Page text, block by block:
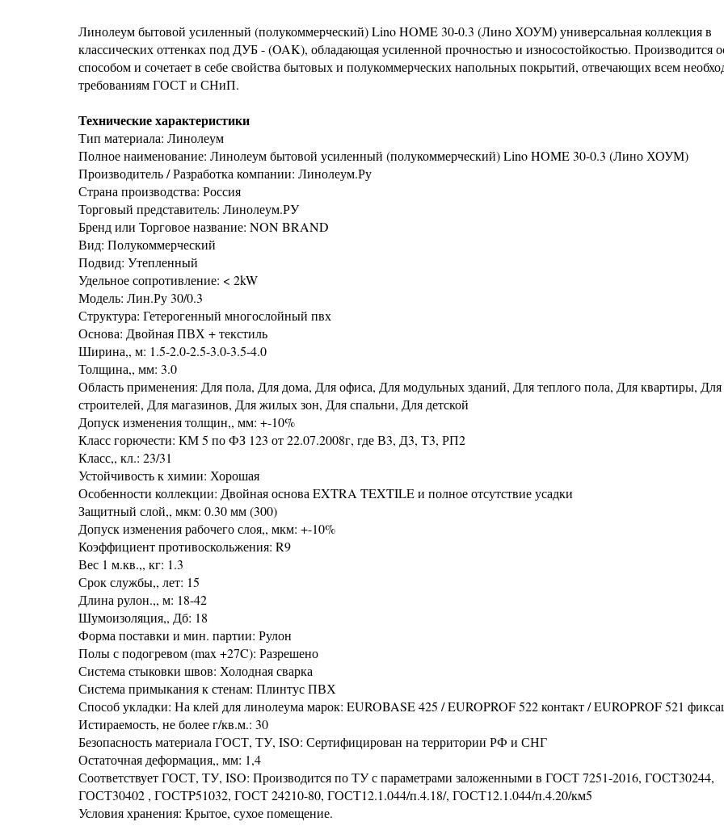
Линолеум бытовой усиленный (полукоммерческий) Lino HOME 30-0.3 (Лино ХОУМ) универсальная коллекция в
классических оттенках под ДУБ - (OAK), обладающая усиленной прочностью и износостойкостью. Производится
способом и сочетает в себе свойства бытовых и полукоммерческих напольных покрытий, отвечающих всем
требованиям ГОСТ и СНиП.
Технические характеристики
Тип материала: Линолеум
Полное наименование: Линолеум бытовой усиленный (полукоммерческий) Lino HOME 30-0.3 (Лино ХОУМ)
Производитель / Разработка компании: Линолеум.Ру
Страна производства: Россия
Торговый представитель: Линолеум.РУ
Бренд или Торговое название: NON BRAND
Вид: Полукоммерческий
Подвид: Утепленный
Удельное сопротивление: < 2kW
Модель: Лин.Ру 30/0.3
Структура: Гетерогенный многослойный пвх
Основа: Двойная ПВХ + текстиль
Ширина,, м: 1.5-2.0-2.5-3.0-3.5-4.0
Толщина,, мм: 3.0
Область применения: Для пола, Для дома, Для офиса, Для модульных зданий, Для теплого пола, Для квартиры, Для
строителей, Для магазинов, Для жилых зон, Для спальни, Для детской
Допуск изменения толщин,, мм: +-10%
Класс горючести: КМ 5 по ФЗ 123 от 22.07.2008г, где В3, Д3, Т3, РП2
Класс,, кл.: 23/31
Устойчивость к химии: Хорошая
Особенности коллекции: Двойная основа EXTRA TEXTILE и полное отсутствие усадки
Защитный слой,, мкм: 0.30 мм (300)
Допуск изменения рабочего слоя,, мкм: +-10%
Коэффициент противоскольжения: R9
Вес 1 м.кв.,, кг: 1.3
Срок службы,, лет: 15
Длина рулон.,, м: 18-42
Шумоизоляция,, Дб: 18
Форма поставки и мин. партии: Рулон
Полы с подогревом (max +27C): Разрешено
Система стыковки швов: Холодная сварка
Система примыкания к стенам: Плинтус ПВХ
Способ укладки: На клей для линолеума марок: EUROBASE 425 / EUROPROF 522 контакт / EUROPROF 521
Истираемость, не более г/кв.м.: 30
Безопасность материала ГОСТ, ТУ, ISO: Сертифицирован на территории РФ и СНГ
Остаточная деформация,, мм: 1,4
Соответствует ГОСТ, ТУ, ISO: Производится по ТУ с параметрами заложенными в ГОСТ 7251-2016, ГОСТ30244,
ГОСТ30402 , ГОСТP51032, ГОСТ 24210-80, ГОСТ12.1.044/п.4.18/, ГОСТ12.1.044/п.4.20/км5
Условия хранения: Крытое, сухое помещение.